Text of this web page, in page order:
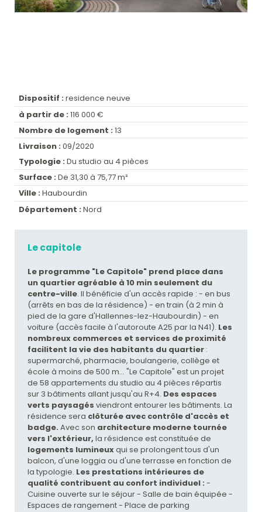
Dispositif : residence neuve
à partir de : 116 000 €
Nombre de logement : 13
Livraison : 09/2020
Typologie : Du studio au 4 pièces
Surface : De 31,30 à 75,77 m²
Ville : Haubourdin
Département : Nord
Le capitole
Le programme "Le Capitole" prend place dans
un quartier agréable à 10 min seulement du
centre-ville. Il bénéficie d'un accès rapide : - en bus
(arrêts en bas de la résidence) - en train (à 2 min à
pied de la gare d'Hallennes-lez-Haubourdin) - en
voiture (accès facile à l'autoroute A25 par la N41). Les
nombreux commerces et services de proximité
facilitent la vie des habitants du quartier:
supermarché, pharmacie, boulangerie, collège et
école à moins de 500 m... "Le Capitole" est un projet
de 58 appartements du studio au 4 pièces répartis
sur 3 bâtiments allant jusqu'au R+4. Des espaces
verts paysagés viendront entourer les bâtiments. La
résidence sera clôturée avec contrôle d'accès et
badge. Avec son architecture moderne tournée
vers l'extérieur, la résidence est constituée de
logements lumineuxqui se prolongent tous d'un
balcon, d'une loggia ou d'une terrasse en fonction de
la typologie. Les prestations intérieures de
qualité contribuent au confort individuel : -
Cuisine ouverte sur le séjour - Salle de bain équipée -
Espaces de rangement - Place de parking